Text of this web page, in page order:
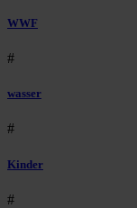
WWF
#
wasser
#
Kinder
#